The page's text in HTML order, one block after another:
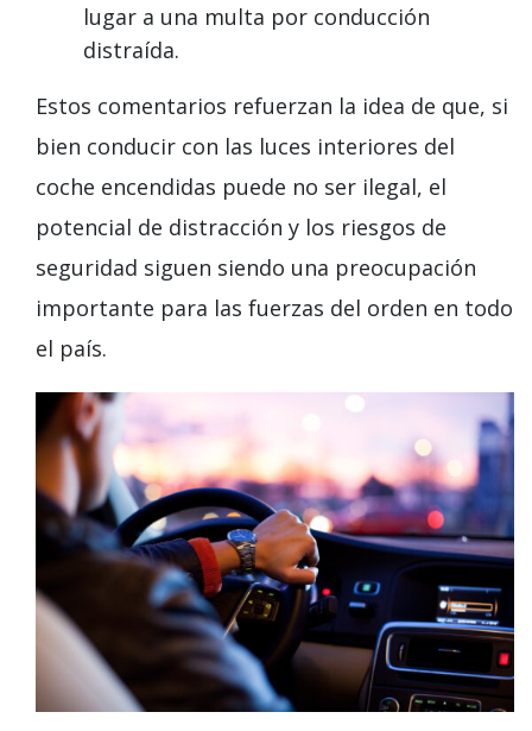
lugar a una multa por conducción
distraída.
Estos comentarios refuerzan la idea de que, si
bien conducir con las luces interiores del
coche encendidas puede no ser ilegal, el
potencial de distracción y los riesgos de
seguridad siguen siendo una preocupación
importante para las fuerzas del orden en todo
el país.